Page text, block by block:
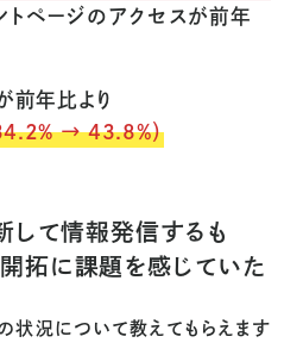
トページのアクセスが前年
前年比より
→ 43.8％）
して情報発信するも
拓に課題を感じていた
状況について教えてもらえます